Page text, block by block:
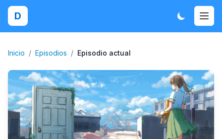
D
Inicio / Episodios / Episodio actual